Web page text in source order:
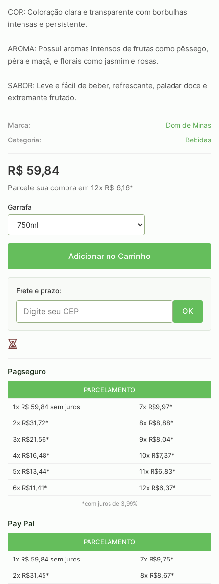
COR: Coloração clara e transparente com borbulhas
intensas e persistente.
AROMA: Possui aromas intensos de frutas como pêssego,
pêra e maçã, e florais como jasmim e rosas.
SABOR: Leve e fácil de beber, refrescante, paladar doce e
extremante frutado.
Marca:
Dom de Minas
Categoria:
Bebidas
R$ 59,84
Parcele sua compra em 12x R$ 6,16*
Garrafa
Adicionar no Carrinho
Frete e prazo:
OK
Pagseguro
PARCELAMENTO
1x R$ 59,84 sem juros 7x R$9,97*
2x R$31,72* 8x R$8,88*
3x R$21,56* 9x R$8,04*
4x R$16,48* 10x R$7,37*
5x R$13,44* 11x R$6,83*
6x R$11,41* 12x R$6,37*
*com juros de 3,99%
Pay Pal
PARCELAMENTO
1x R$ 59,84 sem juros 7x R$9,75*
2x R$31,45* 8x R$8,67*